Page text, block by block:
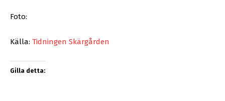
Foto:
Källa: Tidningen Skärgården
Gilla detta: